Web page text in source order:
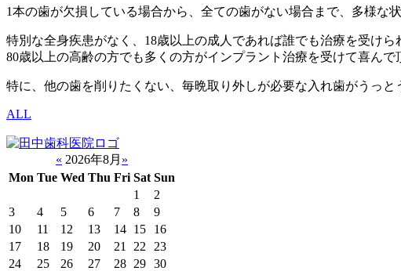
1本の歯が欠損している場合から、全ての歯がない場合まで、多様な
特別な全身疾患がなく、18歳以上の成人であれば誰でも治療を受けら
80歳以上の高齢の方でも多くの方がインプラント治療を受けて喜んで
特に、他の歯を削りたくない、毎晩取り外しが必要な入れ歯がうっ
ALL
« 2026年8月 »
Mon Tue Wed Thu Fri Sat Sun
1
2
3
4 5 6 7 8
9
10
11 12 13 14 15
16
17
18 19 20 21 22
23
24
25 26 27 28 29 30